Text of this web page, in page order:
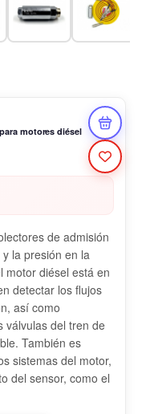
motores diésel
de admisión
la presión en la
motor diésel está en
detectar los flujos
así como
válvulas del tren de
También es
sistemas del motor,
del sensor, como el